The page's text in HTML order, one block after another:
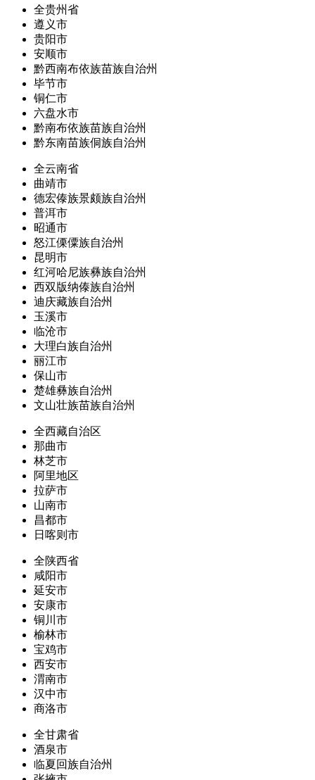
全贵州省
遵义市
贵阳市
安顺市
黔西南布依族苗族自治州
毕节市
铜仁市
六盘水市
黔南布依族苗族自治州
黔东南苗族侗族自治州
全云南省
曲靖市
德宏傣族景颇族自治州
普洱市
昭通市
怒江傈僳族自治州
昆明市
红河哈尼族彝族自治州
西双版纳傣族自治州
迪庆藏族自治州
玉溪市
临沧市
大理白族自治州
丽江市
保山市
楚雄彝族自治州
文山壮族苗族自治州
全西藏自治区
那曲市
林芝市
阿里地区
拉萨市
山南市
昌都市
日喀则市
全陕西省
咸阳市
延安市
安康市
铜川市
榆林市
宝鸡市
西安市
渭南市
汉中市
商洛市
全甘肃省
酒泉市
临夏回族自治州